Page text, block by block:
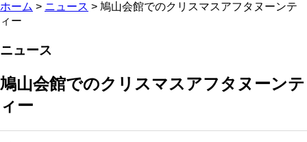
ホーム > ニュース > 鳩山会館でのクリスマスアフタヌーンテ
ィー
ニュース
鳩山会館でのクリスマスアフタヌーンテ
ィー